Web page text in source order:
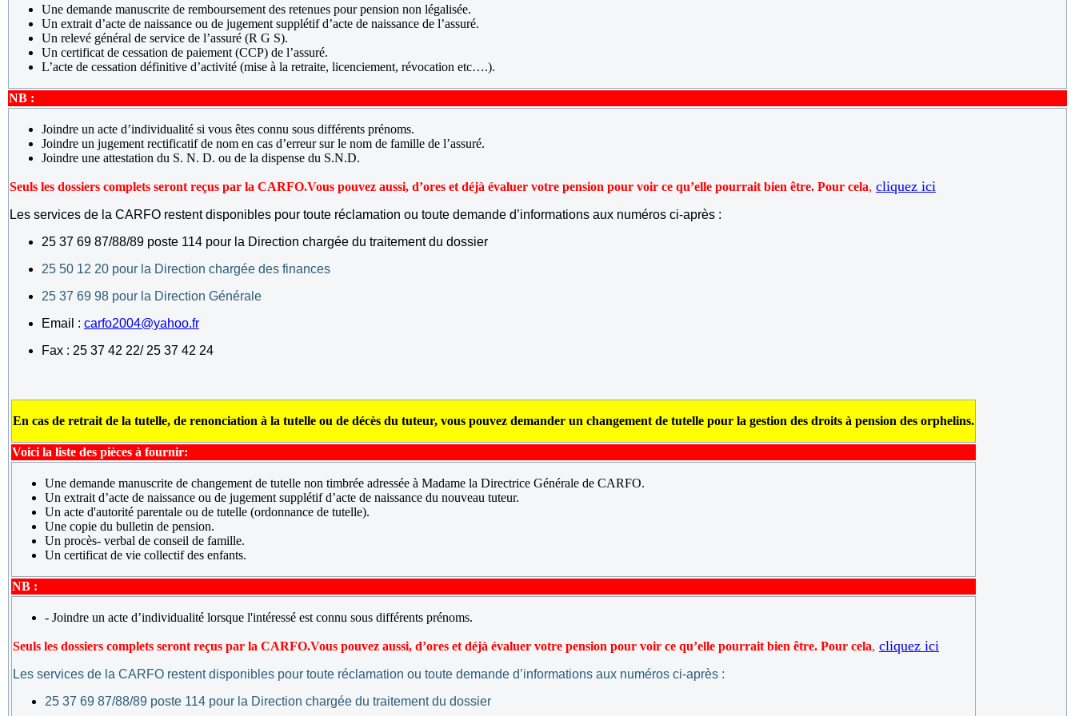
Une demande manuscrite de remboursement des retenues pour pension non légalisée.
Un extrait d’acte de naissance ou de jugement supplétif d’acte de naissance de l’assuré.
Un relevé général de service de l’assuré (R G S).
Un certificat de cessation de paiement (CCP) de l’assuré.
L’acte de cessation définitive d’activité (mise à la retraite, licenciement, révocation etc….).
NB :
Joindre un acte d’individualité si vous êtes connu sous différents prénoms.
Joindre un jugement rectificatif de nom en cas d’erreur sur le nom de famille de l’assuré.
Joindre une attestation du S. N. D. ou de la dispense du S.N.D.
Seuls les dossiers complets seront reçus par la CARFO.Vous pouvez aussi, d’ores et déjà évaluer votre pension pour voir ce qu’elle pourrait bien être. Pour cela, cliquez ici
Les services de la CARFO restent disponibles pour toute réclamation ou toute demande d’informations aux numéros ci-après :
25 37 69 87/88/89 poste 114 pour la Direction chargée du traitement du dossier
25 50 12 20 pour la Direction chargée des finances
25 37 69 98 pour la Direction Générale
Email : carfo2004@yahoo.fr
Fax : 25 37 42 22/ 25 37 42 24
En cas de retrait de la tutelle, de renonciation à la tutelle ou de décès du tuteur, vous pouvez demander un changement de tutelle pour la gestion des droits à pension des orphelins.
Voici la liste des pièces à fournir:
Une demande manuscrite de changement de tutelle non timbrée adressée à Madame la Directrice Générale de CARFO.
Un extrait d’acte de naissance ou de jugement supplétif d’acte de naissance du nouveau tuteur.
Un acte d'autorité parentale ou de tutelle (ordonnance de tutelle).
Une copie du bulletin de pension.
Un procès- verbal de conseil de famille.
Un certificat de vie collectif des enfants.
NB :
- Joindre un acte d’individualité lorsque l'intéressé est connu sous différents prénoms.
Seuls les dossiers complets seront reçus par la CARFO.Vous pouvez aussi, d’ores et déjà évaluer votre pension pour voir ce qu’elle pourrait bien être. Pour cela, cliquez ici
Les services de la CARFO restent disponibles pour toute réclamation ou toute demande d’informations aux numéros ci-après :
25 37 69 87/88/89 poste 114 pour la Direction chargée du traitement du dossier